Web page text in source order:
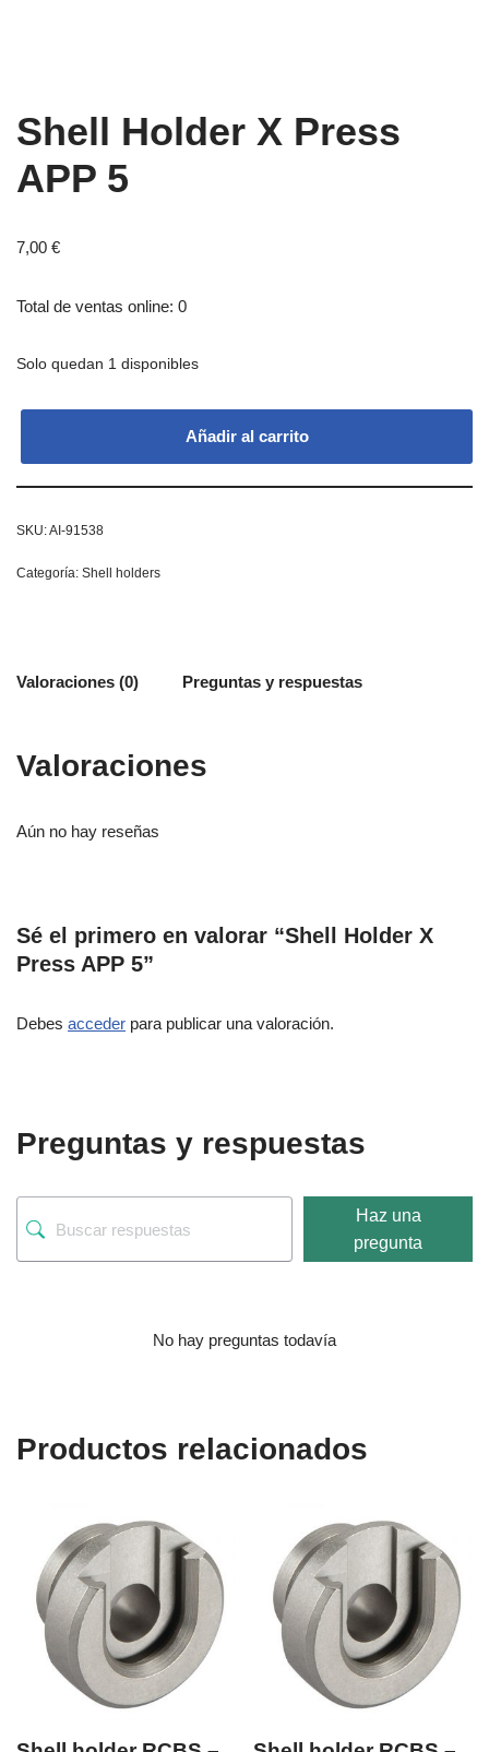
Shell Holder X Press
APP 5
7,00 €
Total de ventas online: 0
Solo quedan 1 disponibles
Añadir al carrito
SKU:AI-91538
Categoría: Shell holders
Valoraciones (0) Preguntas y respuestas
Valoraciones
Aún no hay reseñas
Sé el primero en valorar “Shell Holder X
Press APP 5”
Debes acceder para publicar una valoración.
Preguntas y respuestas
Haz una
pregunta
No hay preguntas todavía
Productos relacionados